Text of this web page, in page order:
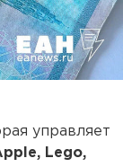
управляет
Lego,